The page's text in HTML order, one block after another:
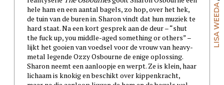
LISA WEEDA
hele ham en een aantal bagels, zo hop, over het hek,
de tuin van de buren in. Sharon vindt dat hun muziek te
hard staat. Na een kort gesprek aan de deur – “shut
the fuck up, you middle-aged something or others” –
lijkt het gooien van voedsel voor de vrouw van heavy-
metal legende Ozzy Osbourne de enige oplossing.
Sharon neemt een aanloopje en werpt. Ze is klein, haar
lichaam is knokig en beschikt over kippenkracht,